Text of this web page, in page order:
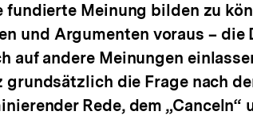
Meinung bilden zu
und Argumenten voraus – die
auf andere Meinungen
die Frage nach
Rede, dem „Canceln“